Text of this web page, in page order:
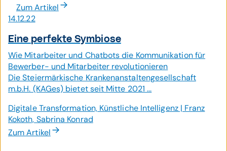
Zum Artikel
14.12.22
Eine perfekte Symbiose
Wie Mitarbeiter und Chatbots die Kommunikation für
Bewerber- und Mitarbeiter revolutionieren
Die Steiermärkische Krankenanstaltengesellschaft
m.b.H. (KAGes) bietet seit Mitte 2021 ...
Digitale Transformation, Künstliche Intelligenz | Franz
Kokoth, Sabrina Konrad
Zum Artikel